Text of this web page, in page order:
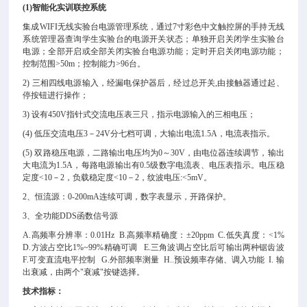
(1)智能化实训联控系统
集成WIFI无线实验台电源管理系统，通过7寸彩色中文触控屏的手持无线
系统管理器查询学生实验台的电源开关状态；单独开启关闭学生实验台
电源；全部开启或全部关闭实验台电源功能；定时开启关闭电源功能；
控制范围>50m；控制能力>96台。
2) 三相四线电源输入，经漏电保护器后，经过总开关,由接触器通过起、
停按钮进行操作；
3)设有450V指针式交流电压表三只，指示电源输入的三相电压；
(4)低压交流电压3－24V分七档可调，大输出电流1.5A，电流表指示。
(5)双路稳压电源，二路输出电压均为0～30V，由电位器连续调节，输出
大电流为1.5A，每路电源输出有0.5级数字电流表、电压表指示。电压稳
定度<10－2，负载稳定度<10－2，纹波电压:<5mV。
2、恒流源：0-200mA连续可调，数字表显示，开路保护。
3、全功能DDS函数信号源
A.高频率分辨率：0.01Hz B.高频率精确度：±20ppm C.低失真度：<1%
D.方波占空比1%~99%精确可调 E.三角波调占空比后可输出两种锯齿波
F.可变直流电平控制 G.外部频率测量 H..预设频率存储、调入功能 I. 输
出衰减，由两个"衰减"按键选择。
技术指标：